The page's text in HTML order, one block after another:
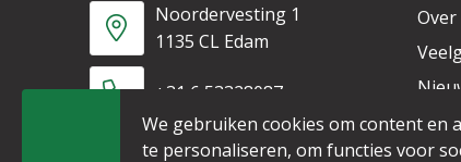
Noordervesting 1
1135 CL Edam
+31 6 53328087
Over
We gebruiken cookies om content en
te personaliseren, om functies voor